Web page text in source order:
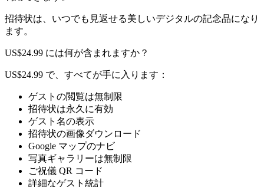
招待状は、いつでも見返せる美しいデジタルの記念品になり
ます。
US$24.99 には何が含まれますか？
US$24.99 で、すべてが手に入ります：
ゲストの閲覧は無制限
招待状は永久に有効
ゲスト名の表示
招待状の画像ダウンロード
Google マップのナビ
写真ギャラリーは無制限
ご祝儀 QR コード
詳細なゲスト統計